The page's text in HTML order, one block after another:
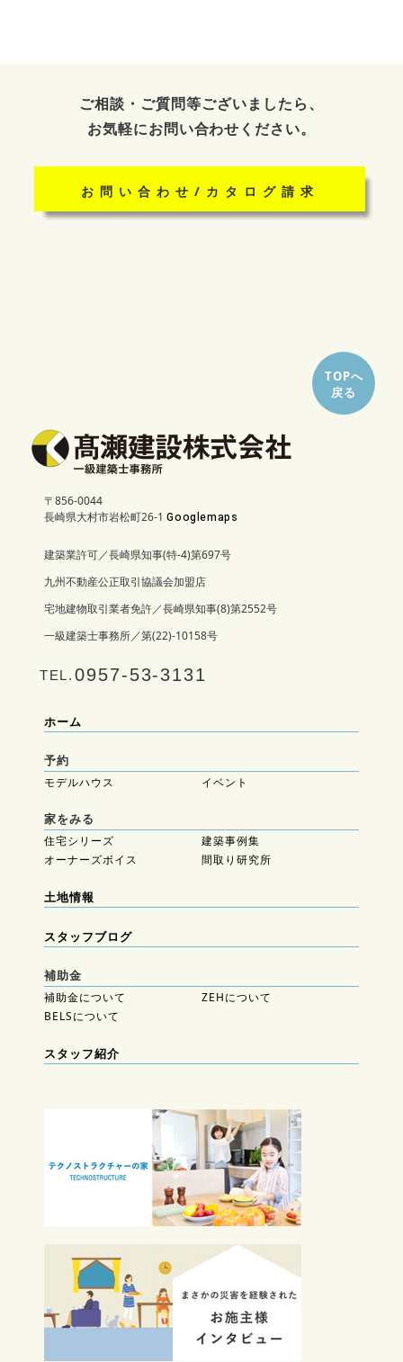
ご相談・ご質問等ございましたら、
お気軽にお問い合わせください。
お問い合わせ/カタログ請求
〒856-0044
長崎県大村市岩松町26-1Googlemaps
建築業許可／長崎県知事(特-4)第697号
九州不動産公正取引協議会加盟店
宅地建物取引業者免許／長崎県知事(8)第2552号
一級建築士事務所／第(22)-10158号
TEL. 0957-53-3131
ホーム
予約
モデルハウス イベント
家をみる
住宅シリーズ
建築事例集
オーナーズボイス
間取り研究所
土地情報
スタッフブログ
補助金
補助金について
ZEHについて
BELSについて
スタッフ紹介
TOPへ
戻る